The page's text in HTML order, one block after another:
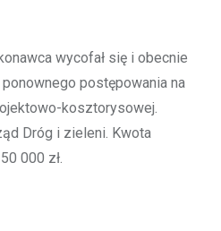
wycofał się i obecnie
postępowania na
kosztorysowej.
Dróg i zieleni. Kwota
000 zł.